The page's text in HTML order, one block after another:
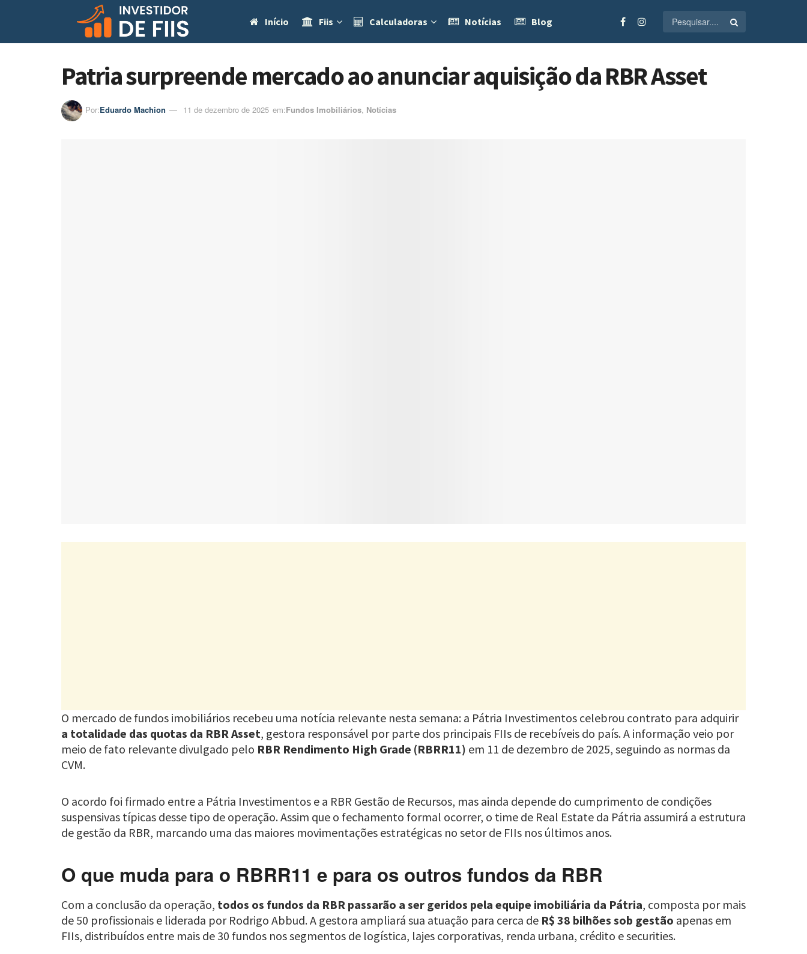
Início Fiis Calculadoras Notícias Blog
Patria surpreende mercado ao anunciar aquisição da RBR Asset
Por:Eduardo Machion 11 de dezembro de 2025 em:ㅤFundos Imobiliários, Notícias
O mercado de fundos imobiliários recebeu uma notícia relevante nesta semana: a Pátria Investimentos celebrou contrato para adquirir
a totalidade das quotas da RBR Asset, gestora responsável por parte dos principais FIIs de recebíveis do país. A informação veio por
meio de fato relevante divulgado pelo RBR Rendimento High Grade (RBRR11) em 11 de dezembro de 2025, seguindo as normas da
CVM.
O acordo foi firmado entre a Pátria Investimentos e a RBR Gestão de Recursos, mas ainda depende do cumprimento de condições
suspensivas típicas desse tipo de operação. Assim que o fechamento formal ocorrer, o time de Real Estate da Pátria assumirá a estrutura
de gestão da RBR, marcando uma das maiores movimentações estratégicas no setor de FIIs nos últimos anos.
O que muda para o RBRR11 e para os outros fundos da RBR
Com a conclusão da operação, todos os fundos da RBR passarão a ser geridos pela equipe imobiliária da Pátria, composta por mais
de 50 profissionais e liderada por Rodrigo Abbud. A gestora ampliará sua atuação para cerca de R$ 38 bilhões sob gestão apenas em
FIIs, distribuídos entre mais de 30 fundos nos segmentos de logística, lajes corporativas, renda urbana, crédito e securities.